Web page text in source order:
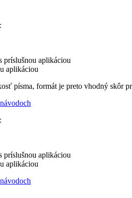
príslušnou aplikáciou
aplikáciou
písma, formát je preto vhodný skôr
príslušnou aplikáciou
aplikáciou